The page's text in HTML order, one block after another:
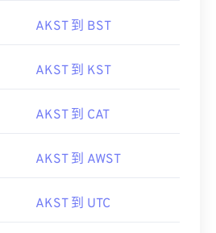
AKST 到 BST
AKST 到 KST
AKST 到 CAT
AKST 到 AWST
AKST 到 UTC